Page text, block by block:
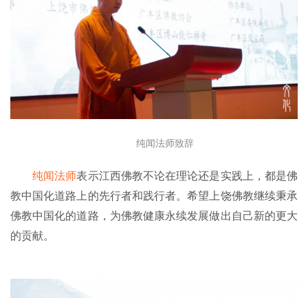
资
讯
八
纯闻法师致辞
纯闻法师表示江西佛教不论在理论还是实践上，都是佛
教中国化道路上的先行者和践行者。希望上饶佛教继续秉承
佛教中国化的道路，为佛教健康永续发展做出自己新的更大
的贡献。